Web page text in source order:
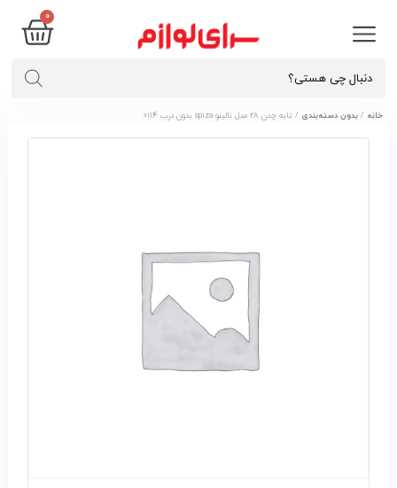
۰
خانه / بدون دسته‌بندی / تابه چدن 28 مدل نالينو spiza بدون درب 0114